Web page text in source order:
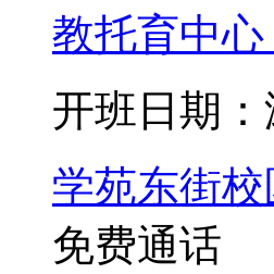
教托育中心
开班日期
学苑东街校
免费通话